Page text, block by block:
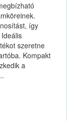
így
szeretne
Kompakt
a